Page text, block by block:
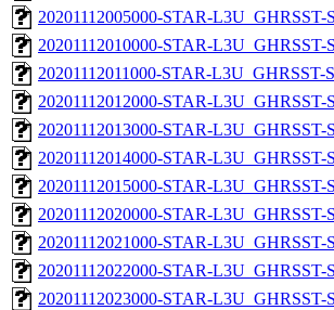
20201112005000-STAR-
20201112010000-STAR-
20201112011000-STAR-
20201112012000-STAR-
20201112013000-STAR-
20201112014000-STAR-
20201112015000-STAR-
20201112020000-STAR-
20201112021000-STAR-
20201112022000-STAR-
20201112023000-STAR-